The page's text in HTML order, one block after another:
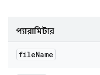
প্যারামিটার
fileName